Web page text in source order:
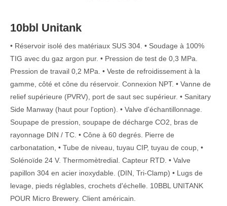
10bbl Unitank
• Réservoir isolé des matériaux SUS 304. • Soudage à 100%
TIG avec du gaz argon pur. • Pression de test de 0,3 MPa.
Pression de travail 0,2 MPa. • Veste de refroidissement à la
gamme, côté et cône du réservoir. Connexion NPT. • Vanne de
relief supérieure (PVRV), port de saut sec supérieur. • Sanitary
Side Manway (haut pour l'option). • Valve d'échantillonnage.
Soupape de pression, soupape de décharge CO2, bras de
rayonnage DIN / TC. • Cône à 60 degrés. Pierre de
carbonatation, • Tube de niveau, tuyau CIP, tuyau de coup, •
Solénoïde 24 V. Thermomètredial. Capteur RTD. • Valve
papillon 304 en acier inoxydable. (DIN, Tri-Clamp) • Lugs de
levage, pieds réglables, crochets d'échelle. 10BBL UNITANK
POUR Micro Brewery. Client américain.